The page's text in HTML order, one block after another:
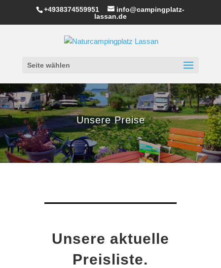
+4938374559951
info@campingplatz-
lassan.de
Seite wählen
Unsere Preise
Unsere aktuelle
Preisliste.